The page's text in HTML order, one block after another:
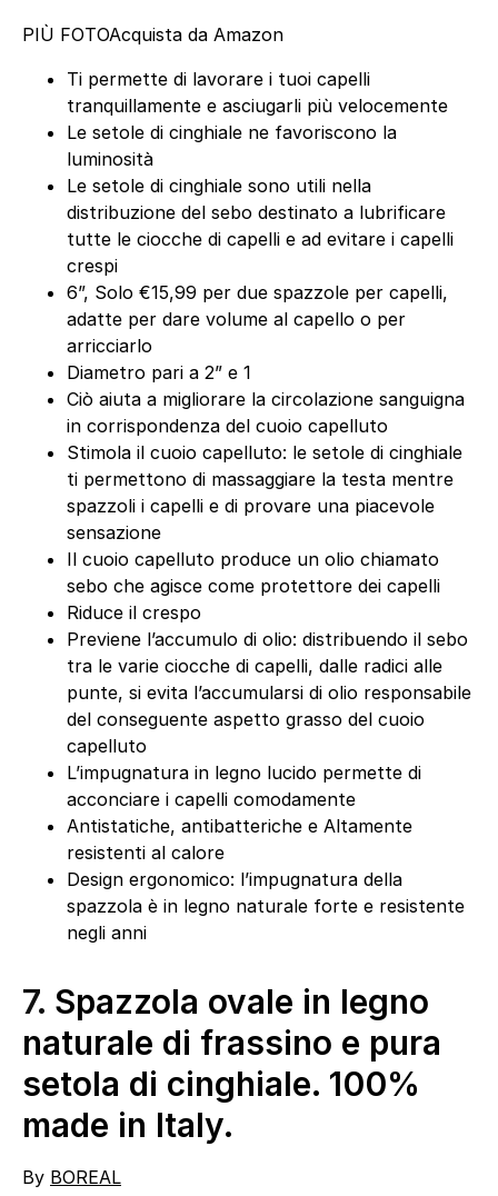
PIÙ FOTOAcquista da Amazon
Ti permette di lavorare i tuoi capelli
tranquillamente e asciugarli più velocemente
Le setole di cinghiale ne favoriscono la
luminosità
Le setole di cinghiale sono utili nella
distribuzione del sebo destinato a lubrificare
tutte le ciocche di capelli e ad evitare i capelli
crespi
6”, Solo €15,99 per due spazzole per capelli,
adatte per dare volume al capello o per
arricciarlo
Diametro pari a 2” e 1
Ciò aiuta a migliorare la circolazione sanguigna
in corrispondenza del cuoio capelluto
Stimola il cuoio capelluto: le setole di cinghiale
ti permettono di massaggiare la testa mentre
spazzoli i capelli e di provare una piacevole
sensazione
Il cuoio capelluto produce un olio chiamato
sebo che agisce come protettore dei capelli
Riduce il crespo
Previene l’accumulo di olio: distribuendo il sebo
tra le varie ciocche di capelli, dalle radici alle
punte, si evita l’accumularsi di olio responsabile
del conseguente aspetto grasso del cuoio
capelluto
L’impugnatura in legno lucido permette di
acconciare i capelli comodamente
Antistatiche, antibatteriche e Altamente
resistenti al calore
Design ergonomico: l’impugnatura della
spazzola è in legno naturale forte e resistente
negli anni
7. Spazzola ovale in legno
naturale di frassino e pura
setola di cinghiale. 100%
made in Italy.
By BOREAL